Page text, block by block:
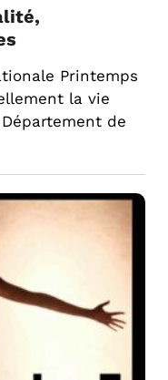
Printemps
la vie
de